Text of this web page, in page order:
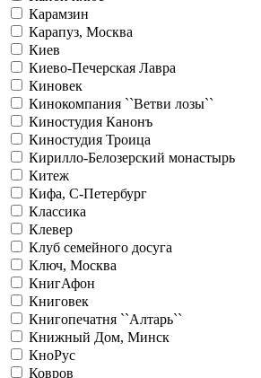
Карамзин
Карапуз, Москва
Киев
Киево-Печерская Лавра
Киновек
Кинокомпания ``Ветви лозы``
Киностудия Канонъ
Киностудия Троица
Кирилло-Белозерский монастырь
Китеж
Кифа, С-Петербург
Классика
Клевер
Клуб семейного досуга
Ключ, Москва
КнигАфон
Книговек
Книгопечатня ``Алтарь``
Книжный Дом, Минск
КноРус
Ковров